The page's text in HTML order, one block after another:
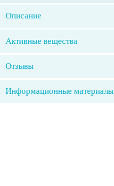
Описание
Активные вещества
Отзывы
Информационные материалы